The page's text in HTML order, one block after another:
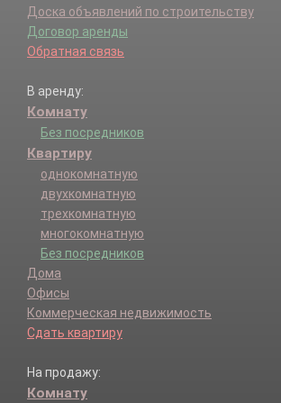
Доска объявлений по строительству
Договор аренды
Обратная связь
В аренду:
Комнату
Без посредников
Квартиру
однокомнатную
двухкомнатную
трехкомнатную
многокомнатную
Без посредников
Дома
Офисы
Коммерческая недвижимость
Сдать квартиру
На продажу:
Комнату